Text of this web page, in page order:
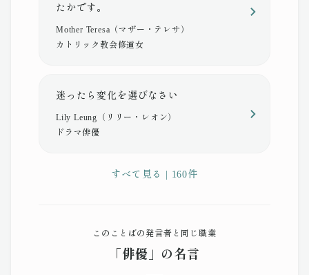
たかです。
Mother Teresa（マザー・テレサ）
カトリック教会修道女
迷ったら変化を選びなさい
Lily Leung（リリー・レオン）
ドラマ俳優
すべて見る | 160件
このことばの発言者と同じ職業
「俳優」の名言